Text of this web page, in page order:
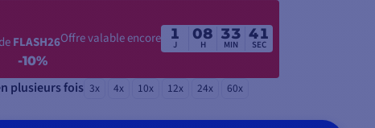
FLASH26
-10%
Offre valable encore 1
J
08
H
33
MIN
39
SEC
plusieurs fois 3x 4x 10x 12x 24x 60x